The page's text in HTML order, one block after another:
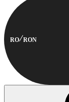
RO RON